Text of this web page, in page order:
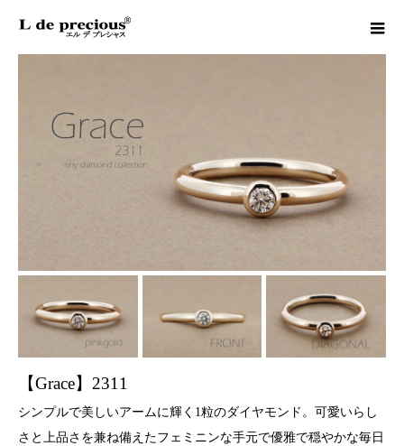
【Grace】2311
シンプルで美しいアームに輝く1粒のダイヤモンド。可愛いらし
さと上品さを兼ね備えたフェミニンな手元で優雅で穏やかな毎日